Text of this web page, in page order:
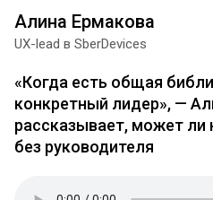
Алина Ермакова
UX-lead в SberDevices
«Когда есть общая
конкретный лидер», —
рассказывает, может ли
без руководителя